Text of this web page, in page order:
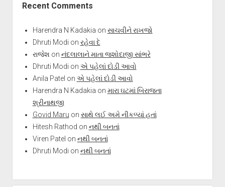
Recent Comments
Harendra N Kadakia on સાચવીને રાખજો
Dhruti Modi on રહેવા દે
રાજેશ on નંદલાલાને માતા જશોદાજી સાંભરે
Dhruti Modi on એ પહેલાં દોડી આવો
Anila Patel on એ પહેલાં દોડી આવો
Harendra N Kadakia on મારા ઘટમાં બિરાજતા
શ્રીનાથજી
Govid Maru on સાથે લઈ અમે નીકળ્યાં હતાં
Hitesh Rathod on નથી બનતાં
Viren Patel on નથી બનતાં
Dhruti Modi on નથી બનતાં